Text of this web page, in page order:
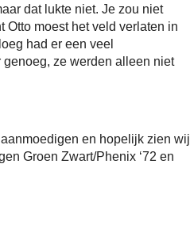
dat lukte niet. Je zou niet
Otto moest het veld verlaten in
had er een veel
ze werden alleen niet
en hopelijk zien wij
Groen Zwart/Phenix ‘72 en